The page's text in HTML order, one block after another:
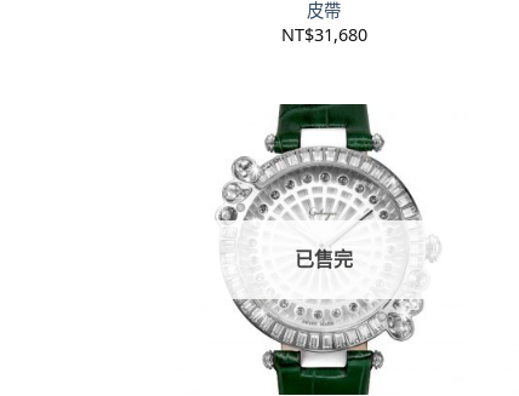
皮帶
NT$31,680
已售完